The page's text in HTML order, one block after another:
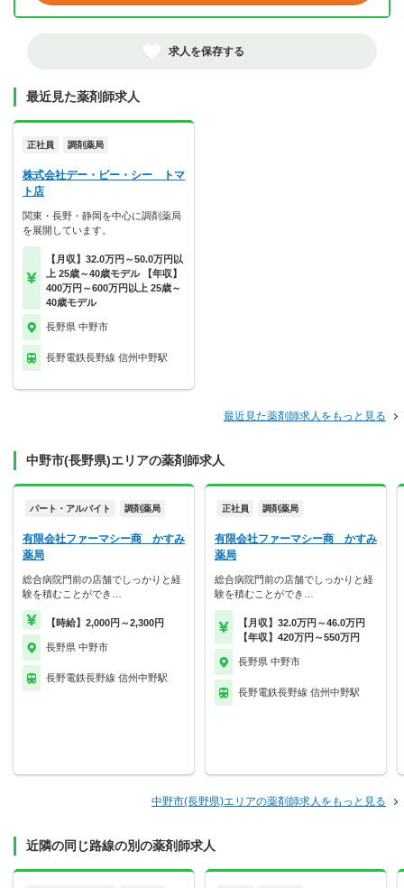
求人を保存する
最近見た薬剤師求人
正社員 調剤薬局
株式会社デー・ピー・シー トマ
ト店
関東・長野・静岡を中心に調剤薬局
を展開しています。
【月収】32.0万円～50.0万円以
上 25歳～40歳モデル 【年収】
400万円～600万円以上 25歳～
40歳モデル
長野県 中野市
長野電鉄長野線 信州中野駅
最近見た薬剤師求人をもっと見る
中野市(長野県)エリアの薬剤師求人
パート・アルバイト 調剤薬局
有限会社ファーマシー商 かすみ
薬局
総合病院門前の店舗でしっかりと経
験を積むことができ…
【時給】2,000円～2,300円
長野県 中野市
長野電鉄長野線 信州中野駅
正社員 調剤薬局
有限会社ファーマシー商 かすみ
薬局
総合病院門前の店舗でしっかりと経
験を積むことができ…
【月収】32.0万円～46.0万円
【年収】420万円～550万円
長野県 中野市
長野電鉄長野線 信州中野駅
中野市(長野県)エリアの薬剤師求人をもっと見る
近隣の同じ路線の別の薬剤師求人